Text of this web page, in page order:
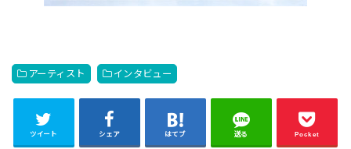
アーティスト インタビュー
ツイート シェア はてブ 送る Pocket